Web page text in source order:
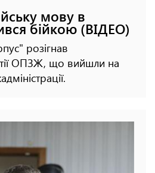
мову в
бійкою (ВІДЕО)
розігнав
ОПЗЖ, що вийшли на